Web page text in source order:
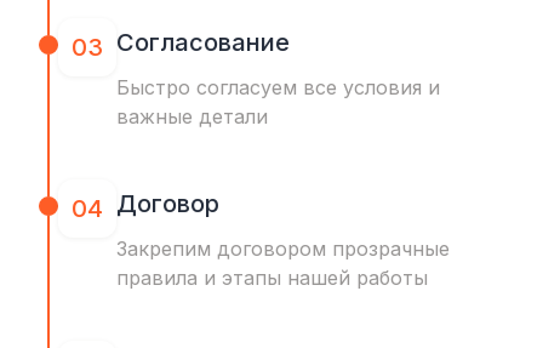
03 Согласование
Быстро согласуем все условия и
важные детали
04 Договор
Закрепим договором прозрачные
правила и этапы нашей работы